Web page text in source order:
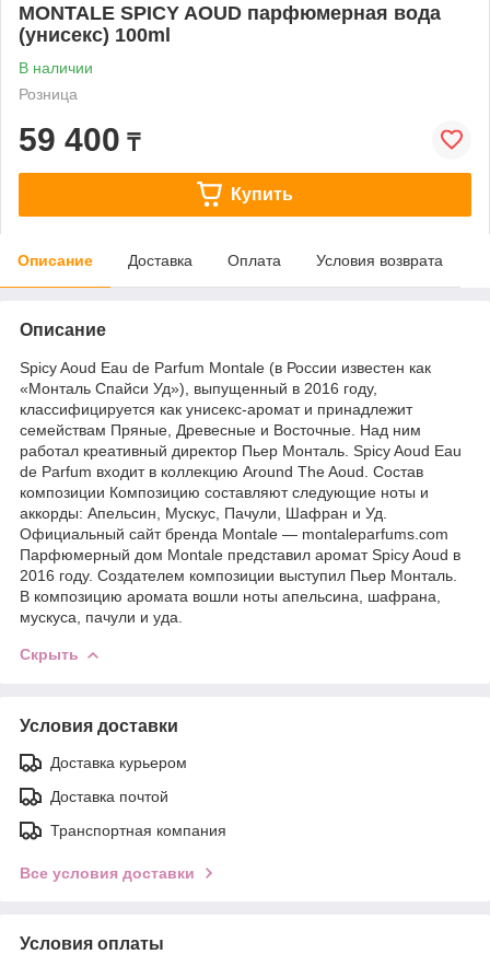
MONTALE SPICY AOUD парфюмерная вода
(унисекс) 100ml
В наличии
Розница
59 400 ₸
Купить
Описание Доставка Оплата Условия возврата
Описание
Spicy Aoud Eau de Parfum Montale (в России известен как
«Монталь Спайси Уд»), выпущенный в 2016 году,
классифицируется как унисекс-аромат и принадлежит
семействам Пряные, Древесные и Восточные. Над ним
работал креативный директор Пьер Монталь. Spicy Aoud Eau
de Parfum входит в коллекцию Around The Aoud. Состав
композиции Композицию составляют следующие ноты и
аккорды: Апельсин, Мускус, Пачули, Шафран и Уд.
Официальный сайт бренда Montale — montaleparfums.com
Парфюмерный дом Montale представил аромат Spicy Aoud в
2016 году. Создателем композиции выступил Пьер Монталь.
В композицию аромата вошли ноты апельсина, шафрана,
мускуса, пачули и уда.
Скрыть
Условия доставки
Доставка курьером
Доставка почтой
Транспортная компания
Все условия доставки
Условия оплаты